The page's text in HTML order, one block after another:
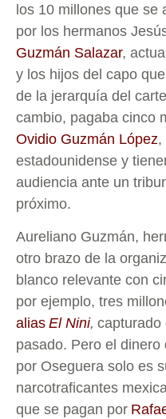
los 10 millones que se
por los hermanos
Guzmán Salazar,
y los hijos del capo
de la jerarquía del
cambio, pagaba cinco
Ovidio Guzmán López,
estadounidense y
audiencia ante un
próximo.
Aureliano Guzmán,
otro brazo de la
blanco relevante con
por ejemplo, tres
alias El Nini, capturado
pasado. Pero el
por Oseguera solo es
narcotraficantes
que se pagan por